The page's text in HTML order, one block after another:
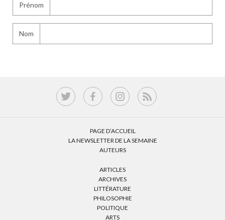
Prénom
Nom
PAGE D’ACCUEIL
LA NEWSLETTER DE LA SEMAINE
AUTEURS
ARTICLES
ARCHIVES
LITTÉRATURE
PHILOSOPHIE
POLITIQUE
ARTS